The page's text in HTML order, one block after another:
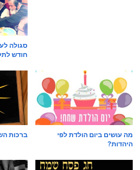
סגולה
חודש
מה עושים ביום הולדת לפי
היהדות?
ברכות